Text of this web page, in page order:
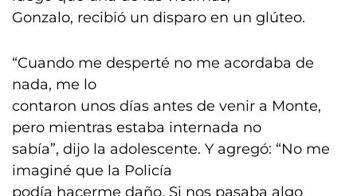
Gonzalo, recibió un disparo en un glúteo.
“Cuando me desperté no me acordaba de
nada, me lo
contaron unos días antes de venir a Monte,
pero mientras estaba internada no
sabía”, dijo la adolescente. Y agregó: “No me
imaginé que la Policía
podía hacerme daño. Si nos pasaba algo